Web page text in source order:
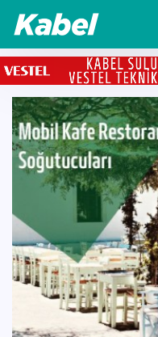
Kabel
Mobil